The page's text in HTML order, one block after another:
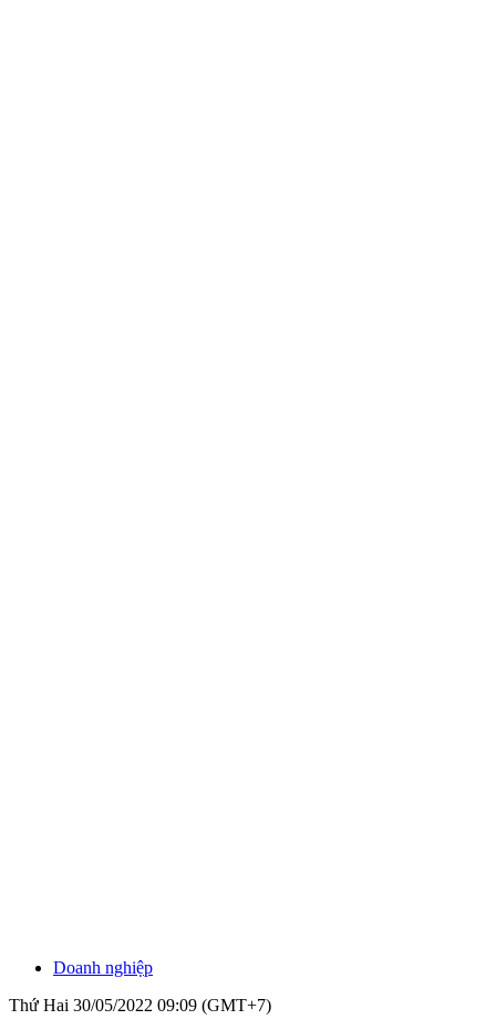
Doanh nghiệp
Thứ Hai 30/05/2022 09:09 (GMT+7)